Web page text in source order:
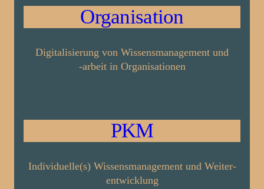
Organisation
Digitalisierung von Wissens­management und
-arbeitin Orga­nisationen
PKM
Individuelle(s) Wissens­management und Weiter­
entwicklung